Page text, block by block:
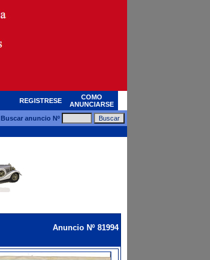
REGISTRESE
COMO
ANUNCIARSE
Buscar anuncio Nº
Anuncio Nº 81994